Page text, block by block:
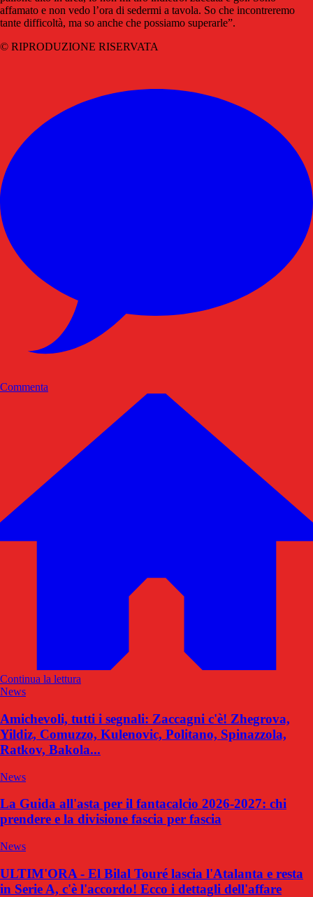
affamato e non vedo l’ora di sedermi a tavola. So che incontreremo
tante difficoltà, ma so anche che possiamo superarle”.
© RIPRODUZIONE RISERVATA
Commenta
Continua la lettura
News
Amichevoli, tutti i segnali: Zaccagni c'è! Zhegrova,
Yildiz, Comuzzo, Kulenovic, Politano, Spinazzola,
Ratkov, Bakola...
News
La Guida all'asta per il fantacalcio 2026-2027: chi
prendere e la divisione fascia per fascia
News
ULTIM'ORA - El Bilal Touré lascia l'Atalanta e resta
in Serie A, c'è l'accordo! Ecco i dettagli dell'affare